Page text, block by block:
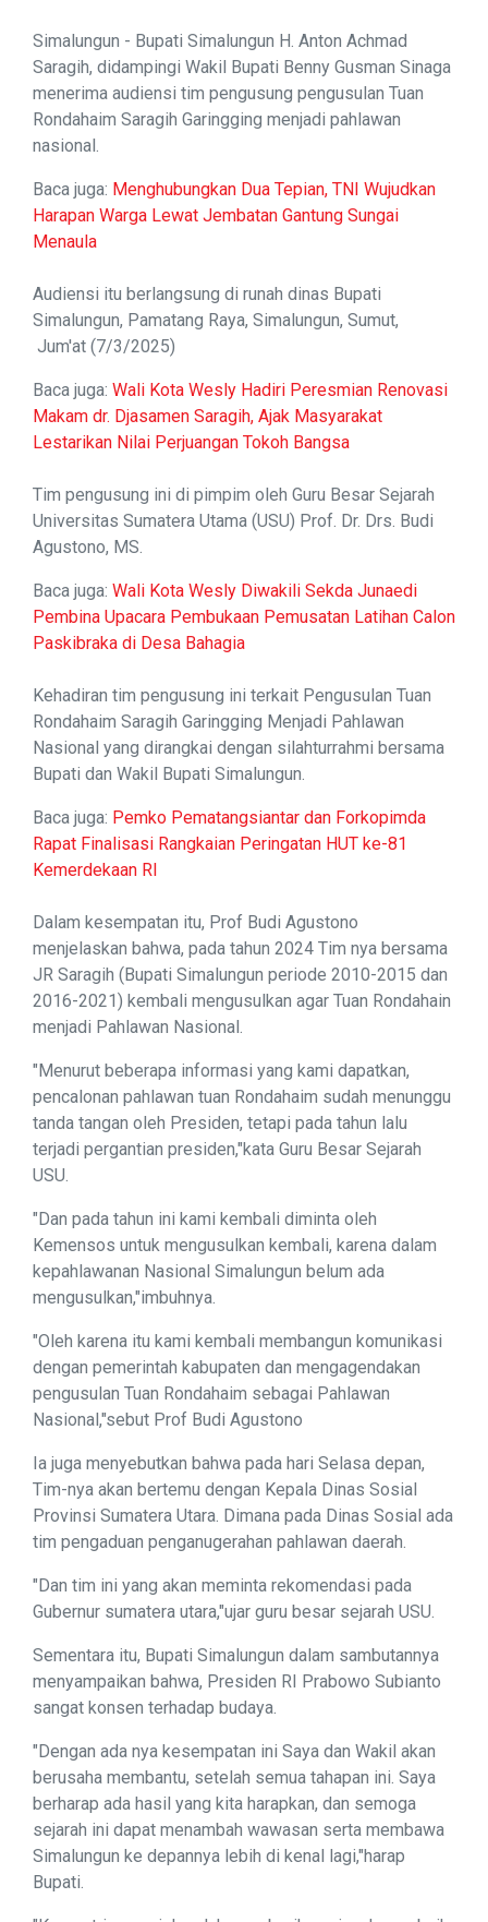
Simalungun - Bupati Simalungun H. Anton Achmad
Saragih, didampingi Wakil Bupati Benny Gusman Sinaga
menerima audiensi tim pengusung pengusulan Tuan
Rondahaim Saragih Garingging menjadi pahlawan
nasional.
Baca juga: Menghubungkan Dua Tepian, TNI Wujudkan
Harapan Warga Lewat Jembatan Gantung Sungai
Menaula
Audiensi itu berlangsung di runah dinas Bupati
Simalungun, Pamatang Raya, Simalungun, Sumut,
Jum'at (7/3/2025)
Baca juga: Wali Kota Wesly Hadiri Peresmian Renovasi
Makam dr. Djasamen Saragih, Ajak Masyarakat
Lestarikan Nilai Perjuangan Tokoh Bangsa
Tim pengusung ini di pimpim oleh Guru Besar Sejarah
Universitas Sumatera Utama (USU) Prof. Dr. Drs. Budi
Agustono, MS.
Baca juga: Wali Kota Wesly Diwakili Sekda Junaedi
Pembina Upacara Pembukaan Pemusatan Latihan Calon
Paskibraka di Desa Bahagia
Kehadiran tim pengusung ini terkait Pengusulan Tuan
Rondahaim Saragih Garingging Menjadi Pahlawan
Nasional yang dirangkai dengan silahturrahmi bersama
Bupati dan Wakil Bupati Simalungun.
Baca juga: Pemko Pematangsiantar dan Forkopimda
Rapat Finalisasi Rangkaian Peringatan HUT ke-81
Kemerdekaan RI
Dalam kesempatan itu, Prof Budi Agustono
menjelaskan bahwa, pada tahun 2024 Tim nya bersama
JR Saragih (Bupati Simalungun periode 2010-2015 dan
2016-2021) kembali mengusulkan agar Tuan Rondahain
menjadi Pahlawan Nasional.
"Menurut beberapa informasi yang kami dapatkan,
pencalonan pahlawan tuan Rondahaim sudah menunggu
tanda tangan oleh Presiden, tetapi pada tahun lalu
terjadi pergantian presiden,"kata Guru Besar Sejarah
USU.
"Dan pada tahun ini kami kembali diminta oleh
Kemensos untuk mengusulkan kembali, karena dalam
kepahlawanan Nasional Simalungun belum ada
mengusulkan,"imbuhnya.
"Oleh karena itu kami kembali membangun komunikasi
dengan pemerintah kabupaten dan mengagendakan
pengusulan Tuan Rondahaim sebagai Pahlawan
Nasional,"sebut Prof Budi Agustono
Ia juga menyebutkan bahwa pada hari Selasa depan,
Tim-nya akan bertemu dengan Kepala Dinas Sosial
Provinsi Sumatera Utara. Dimana pada Dinas Sosial ada
tim pengaduan penganugerahan pahlawan daerah.
"Dan tim ini yang akan meminta rekomendasi pada
Gubernur sumatera utara,"ujar guru besar sejarah USU.
Sementara itu, Bupati Simalungun dalam sambutannya
menyampaikan bahwa, Presiden RI Prabowo Subianto
sangat konsen terhadap budaya.
"Dengan ada nya kesempatan ini Saya dan Wakil akan
berusaha membantu, setelah semua tahapan ini. Saya
berharap ada hasil yang kita harapkan, dan semoga
sejarah ini dapat menambah wawasan serta membawa
Simalungun ke depannya lebih di kenal lagi,"harap
Bupati.